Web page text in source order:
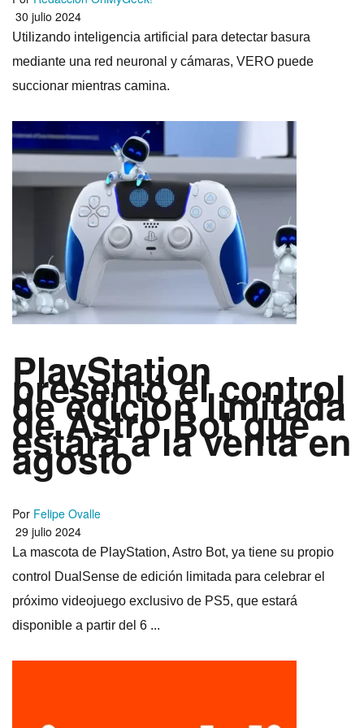
30 julio 2024
Utilizando inteligencia artificial para detectar basura
mediante una red neuronal y cámaras, VERO puede
succionar mientras camina.
PlayStation
presentó el control
de edición limitada
de Astro Bot que
estará a la venta en
agosto
Por Felipe Ovalle
29 julio 2024
La mascota de PlayStation, Astro Bot, ya tiene su propio
control DualSense de edición limitada para celebrar el
próximo videojuego exclusivo de PS5, que estará
disponible a partir del 6 ...